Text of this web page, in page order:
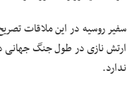
سفیر روسیه در این‌ ملاقات
ارتش نازی در طول جنگ جهانی
ندارد.